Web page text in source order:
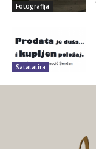
Fotografija
Satatatira